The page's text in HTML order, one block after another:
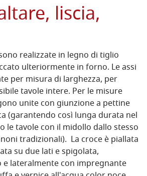
liscia,
realizzate in legno di tiglio
ulteriormente in forno. Le assi
per misura di larghezza, per
tavole intere. Per le misure
unite con giunzione a pettine
(garantendo così lunga durata nel
le tavole con il midollo dallo stesso
tradizionali). La croce è piallata
su due lati e spigolata,
lateralmente con impregnante